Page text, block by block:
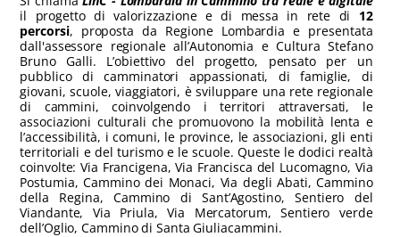
il progetto di valorizzazione e di messa in rete di 12
percorsi, proposta da Regione Lombardia e presentata
dall'assessore regionale all’Autonomia e Cultura Stefano
Bruno Galli. L’obiettivo del progetto, pensato per un
pubblico di camminatori appassionati, di famiglie, di
giovani, scuole, viaggiatori, è sviluppare una rete regionale
di cammini, coinvolgendo i territori attraversati, le
associazioni culturali che promuovono la mobilità lenta e
l’accessibilità, i comuni, le province, le associazioni, gli enti
territoriali e del turismo e le scuole. Queste le dodici realtà
coinvolte: Via Francigena, Via Francisca del Lucomagno, Via
Postumia, Cammino dei Monaci, Via degli Abati, Cammino
della Regina, Cammino di Sant’Agostino, Sentiero del
Viandante, Via Priula, Via Mercatorum, Sentiero verde
dell’Oglio, Cammino di Santa Giuliacammini.